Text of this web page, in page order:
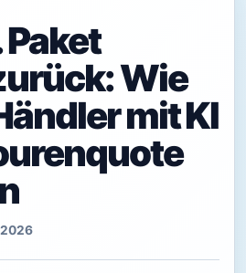
Wie
mit KI